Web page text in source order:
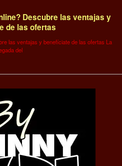
Descubre las ventajas y
de las ofertas
las ventajas y benefíciate de las ofertas La
del